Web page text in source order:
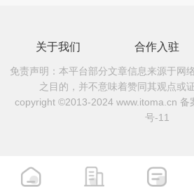
关于我们 合作入驻
免责声明：本平台部分文章信息来源于网
之目的，并不意味着赞同其观点或
copyright ©2013-2024 www.itoma.cn 备
号-11